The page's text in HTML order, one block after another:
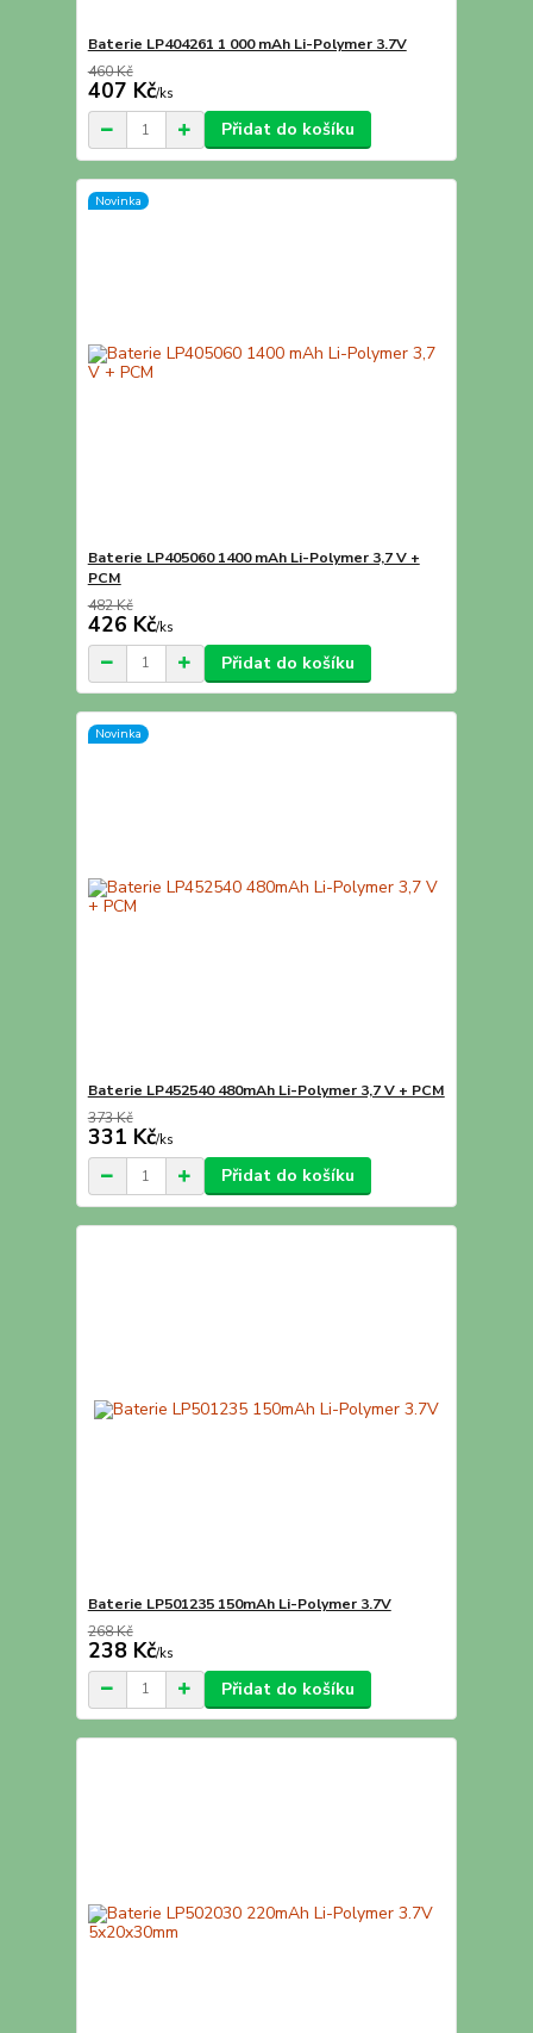
Baterie LP404261 1 000 mAh Li-Polymer 3.7V
460 Kč
407 Kč/ks
Přidat do košíku
Novinka
Baterie LP405060 1400 mAh Li-Polymer 3,7 V +
PCM
482 Kč
426 Kč/ks
Přidat do košíku
Novinka
Baterie LP452540 480mAh Li-Polymer 3,7 V + PCM
373 Kč
331 Kč/ks
Přidat do košíku
Baterie LP501235 150mAh Li-Polymer 3.7V
268 Kč
238 Kč/ks
Přidat do košíku